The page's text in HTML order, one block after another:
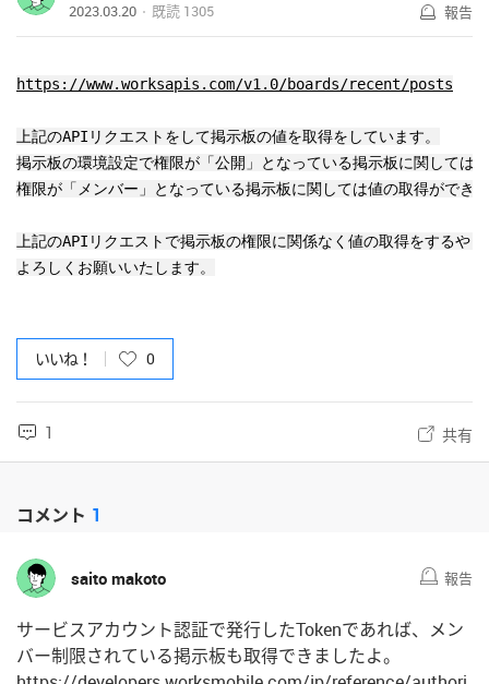
2023.03.20 既読 1305 報告
https://www.worksapis.com/v1.0/boards/recent/posts
上記のAPIリクエストをして掲示板の値を取得をしています。
掲示板の環境設定で権限が「公開」となっている掲示板に関しては
権限が「メンバー」となっている掲示板に関しては値の取得ができ
上記のAPIリクエストで掲示板の権限に関係なく値の取得をするや
よろしくお願いいたします。
いいね！ 0
1 共有
コメント 1
saito makoto 報告
サービスアカウント認証で発行したTokenであれば、メン
バー制限されている掲示板も取得できましたよ。